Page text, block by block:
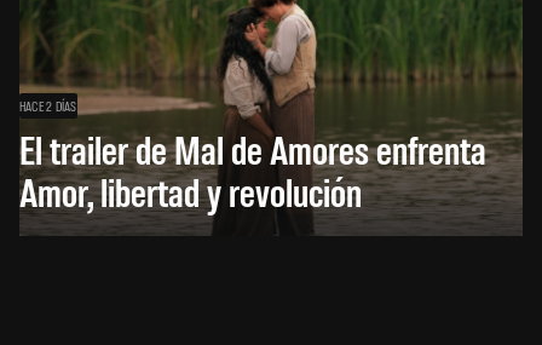
HACE 2 DÍAS
El trailer de Mal de Amores enfrenta
Amor, libertad y revolución